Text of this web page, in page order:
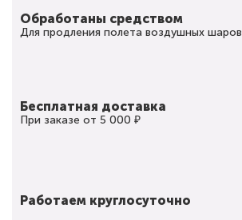
Обработаны средством
Для продления полета воздушных шаров
Бесплатная доставка
При заказе от 5 000 ₽
Работаем круглосуточно